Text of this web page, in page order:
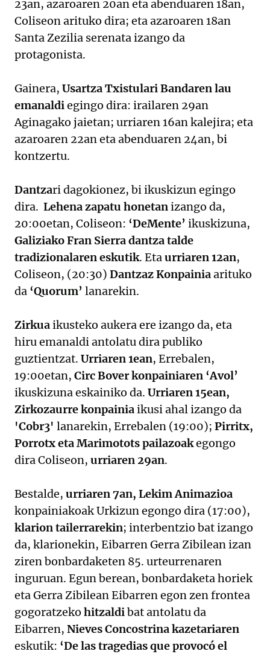
23an, azaroaren 20an eta abenduaren 18an,
Coliseon arituko dira; eta azaroaren 18an
Santa Zezilia serenata izango da
protagonista.
Gainera, Usartza Txistulari Bandaren lau
emanaldiegingo dira: irailaren 29an
Aginagako jaietan; urriaren 16an kalejira; eta
azaroaren 22an eta abenduaren 24an, bi
kontzertu.
Dantzari dagokionez, bi ikuskizun egingo
dira. Lehena zapatu honetanizango da,
20:00etan, Coliseon: ‘DeMente’ ikuskizuna,
Galiziako Fran Sierra dantza talde
tradizionalaren eskutik. Etaurriaren 12an,
Coliseon, (20:30) Dantzaz Konpainiaarituko
da ‘Quorum’ lanarekin.
Zirkuaikusteko aukera ere izango da, eta
hiru emanaldi antolatu dira publiko
guztientzat. Urriaren 1ean, Errebalen,
19:00etan, Circ Bover konpainiaren ‘Avol’
ikuskizuna eskainiko da. Urriaren 15ean,
Zirkozaurre konpainiaikusi ahal izango da
'Cobr3' lanarekin, Errebalen (19:00); Pirritx,
Porrotx eta Marimotots pailazoakegongo
dira Coliseon, urriaren 29an.
Bestalde, urriaren 7an, Lekim Animazioa
konpainiakoak Urkizun egongo dira (17:00),
klarion tailerrarekin; interbentzio bat izango
da, klarionekin, Eibarren Gerra Zibilean izan
ziren bonbardaketen 85. urteurrenaren
inguruan. Egun berean, bonbardaketa horiek
eta Gerra Zibilean Eibarren egon zen frontea
gogoratzeko hitzaldibat antolatu da
Eibarren, Nieves Concostrina kazetariaren
eskutik: ‘De las tragedias que provocó el